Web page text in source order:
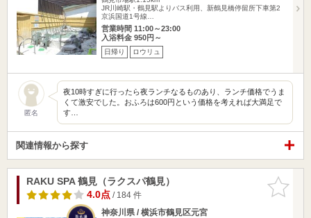
JR川崎駅・鶴見駅よりバス利用、新鶴見橋停留所下車第2
京浜国道1号線…
営業時間 11:00～23:00
入浴料金 950円～
日帰り ロウリュ
匿名
夜10時すぎに行ったら夜ランチなるものあり、ランチ価格でうま
くて激安でした。おふろは600円という価格を考えれば大満足で
す…
関連情報から探す
お気に入
りに追加
RAKU SPA 鶴見（ラクスパ鶴見）
4.0点/ 184 件
神奈川県 / 横浜市鶴見区元宮